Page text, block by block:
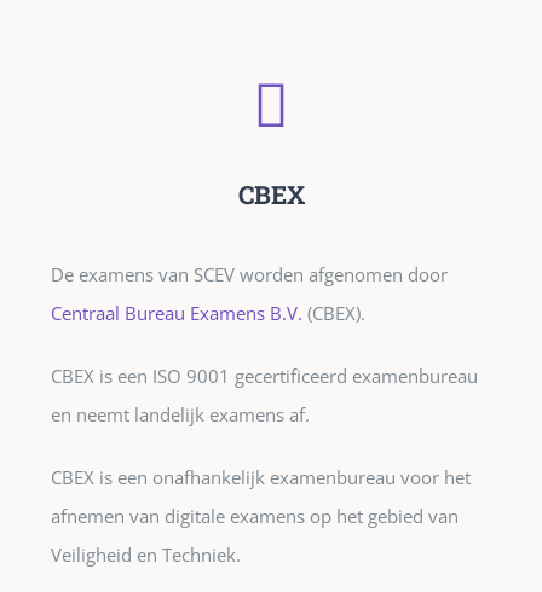
CBEX
De examens van SCEV worden afgenomen door
Centraal Bureau Examens B.V. (CBEX).
CBEX is een ISO 9001 gecertificeerd examenbureau
en neemt landelijk examens af.
CBEX is een onafhankelijk examenbureau voor het
afnemen van digitale examens op het gebied van
Veiligheid en Techniek.